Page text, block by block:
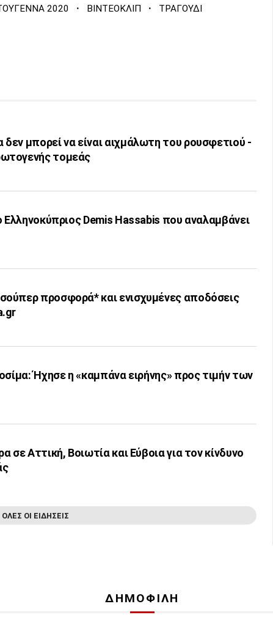
2020 · ΒΙΝΤΕΟΚΛΙΠ · ΤΡΑΓΟΥΔΙ
μπορεί να είναι αιχμάλωτη του ρουσφετιού -
τομεάς
Ελληνοκύπριος Demis Hassabis που αναλαμβάνει
προσφορά* και ενισχυμένες αποδόσεις
Ήχησε η «καμπάνα ειρήνης» προς τιμήν των
σε Αττική, Βοιωτία και Εύβοια για τον κίνδυνο
ΟΛΕΣ ΟΙ ΕΙΔΗΣΕΙΣ
ΔΗΜΟΦΙΛΗ